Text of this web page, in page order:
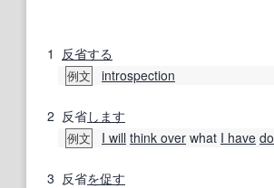
1 反省する
例文 introspection
2 反省します
例文 I will think over what I have
3 反省を促す